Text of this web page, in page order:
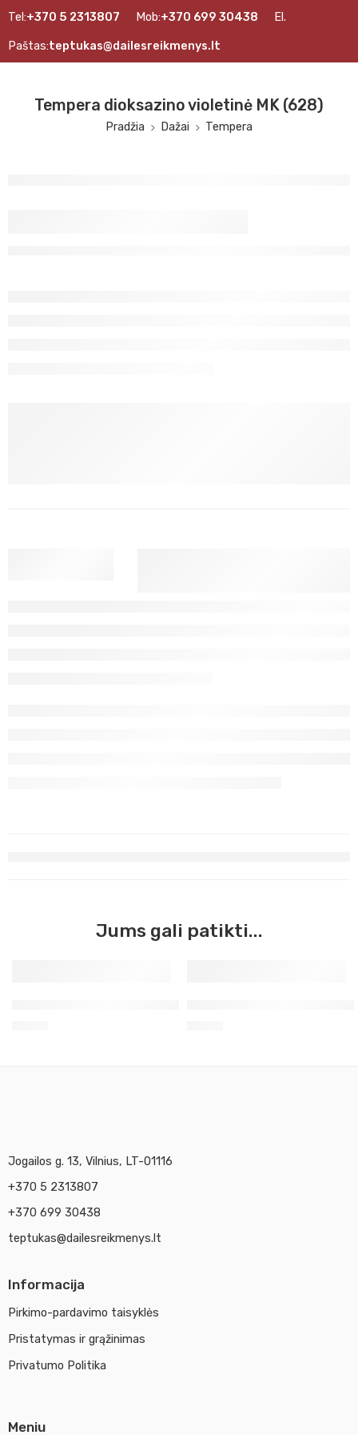
Tel:+370 5 2313807 Mob:+370 699 30438 El.
Paštas:teptukas@dailesreikmenys.lt
Tempera dioksazino violetinė MK (628)
Pradžia Dažai Tempera
Jums gali patikti...
Jogailos g. 13, Vilnius, LT-01116
+370 5 2313807
+370 699 30438
teptukas@dailesreikmenys.lt
Informacija
Pirkimo-pardavimo taisyklės
Pristatymas ir grąžinimas
Privatumo Politika
Meniu